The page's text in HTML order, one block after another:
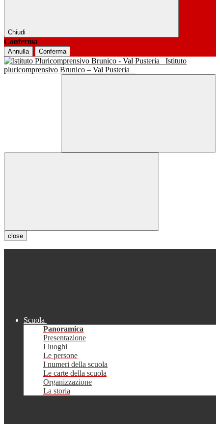
Chiudi
Conferma
Annulla Conferma
Istituto
pluricomprensivo Brunico – Val Pusteria
close
Scuola
Panoramica
Presentazione
I luoghi
Le persone
I numeri della scuola
Le carte della scuola
Organizzazione
La storia